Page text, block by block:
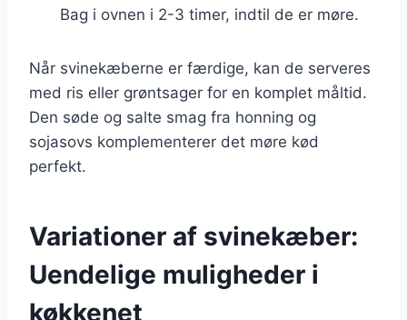
Bag i ovnen i 2-3 timer, indtil de er møre.
Når svinekæberne er færdige, kan de serveres
med ris eller grøntsager for en komplet måltid.
Den søde og salte smag fra honning og
sojasovs komplementerer det møre kød
perfekt.
Variationer af svinekæber:
Uendelige muligheder i
køkkenet